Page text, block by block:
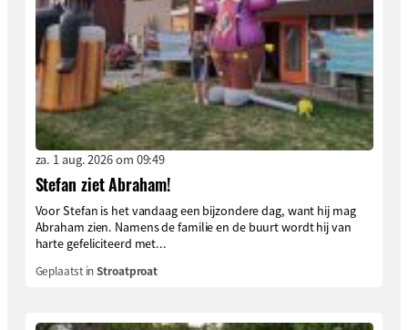
za. 1 aug. 2026 om 09:49
Stefan ziet Abraham!
Voor Stefan is het vandaag een bijzondere dag, want hij mag
Abraham zien. Namens de familie en de buurt wordt hij van
harte gefeliciteerd met...
Geplaatst inStroatproat